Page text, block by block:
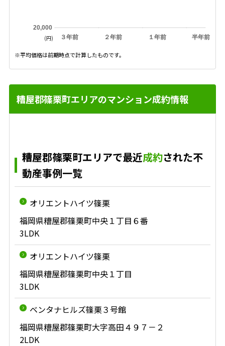
３年前 ２年前 １年前 半年前
20,000
(円)
※平均価格は前期時点で計算したものです。
糟屋郡篠栗町エリアのマンション成約情報
糟屋郡篠栗町エリアで最近成約された不
動産事例一覧
オリエントハイツ篠栗
福岡県糟屋郡篠栗町中央１丁目６番
3LDK
オリエントハイツ篠栗
福岡県糟屋郡篠栗町中央１丁目
3LDK
ベンタナヒルズ篠栗３号館
福岡県糟屋郡篠栗町大字高田４９７－２
2LDK